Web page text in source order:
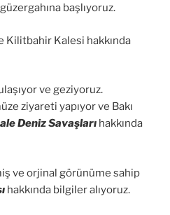
başlıyoruz.
Kilitbahir Kalesi hakkında
ve geziyoruz.
ziyareti yapıyor ve Bakı
Deniz Savaşları hakkında
ve orjinal görünüme sahip
hakkında bilgiler alıyoruz.